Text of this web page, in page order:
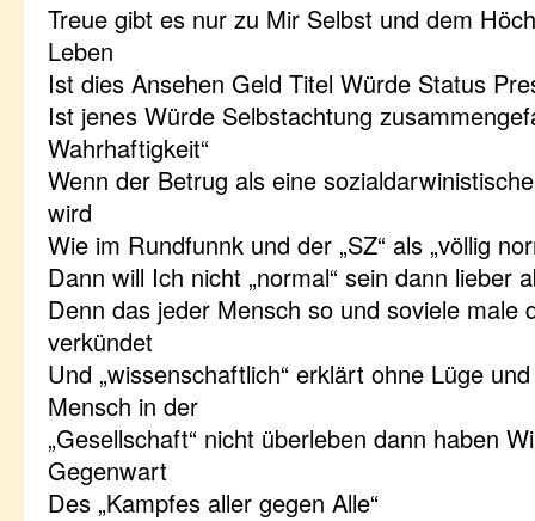
Treue gibt es nur zu Mir Selbst und dem
Leben
Ist dies Ansehen Geld Titel Würde Status
Ist jenes Würde Selbstachtung
Wahrhaftigkeit“
Wenn der Betrug als eine
wird
Wie im Rundfunnk und der „SZ“ als „völlig
Dann will Ich nicht „normal“ sein dann lieber
Denn das jeder Mensch so und soviele male
verkündet
Und „wissenschaftlich“ erklärt ohne Lüge
Mensch in der
„Gesellschaft“ nicht überleben dann haben
Gegenwart
Des „Kampfes aller gegen Alle“